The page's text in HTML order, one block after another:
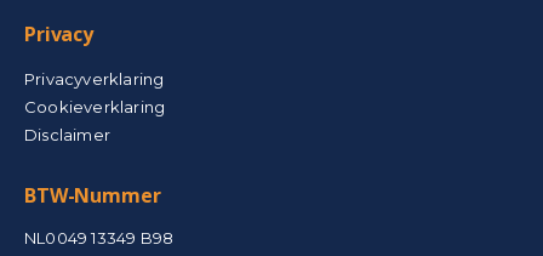
Privacy
Privacyverklaring
Cookieverklaring
Disclaimer
BTW-Nummer
NL0049 13349 B98